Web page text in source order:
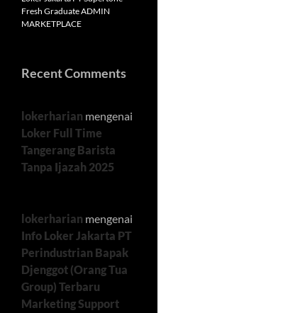
Fresh Graduate ADMIN
MARKETPLACE
Recent Comments
lokerharian mengenai
Loker Full Time
Tangerang Barista
Tanpa Ijazah 2025
lokerharian mengenai
Info Loker Jakarta PT
Perindustrian Bapak
Djenggot (Orang Tua
Group) Terbaru
Marketing Support